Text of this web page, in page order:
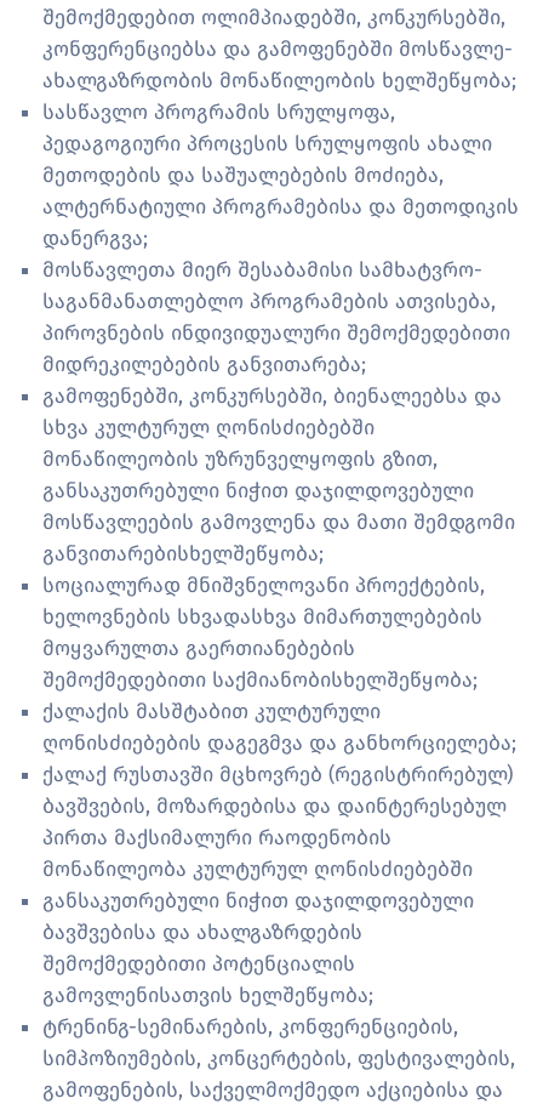
შემოქმედებით ოლიმპიადებში, კონკურსებში,
კონფერენციებსა და გამოფენებში მოსწავლე-
ახალგაზრდობის მონაწილეობის ხელშეწყობა;
სასწავლო პროგრამის სრულყოფა,
პედაგოგიური პროცესის სრულყოფის ახალი
მეთოდების და საშუალებების მოძიება,
ალტერნატიული პროგრამებისა და მეთოდიკის
დანერგვა;
მოსწავლეთა მიერ შესაბამისი სამხატვრო-
საგანმანათლებლო პროგრამების ათვისება,
პიროვნების ინდივიდუალური შემოქმედებითი
მიდრეკილებების განვითარება;
გამოფენებში, კონკურსებში, ბიენალეებსა და
სხვა კულტურულ ღონისძიებებში
მონაწილეობის უზრუნველყოფის გზით,
განსაკუთრებული ნიჭით დაჯილდოვებული
მოსწავლეების გამოვლენა და მათი შემდგომი
განვითარებისხელშეწყობა;
სოციალურად მნიშვნელოვანი პროექტების,
ხელოვნების სხვადასხვა მიმართულებების
მოყვარულთა გაერთიანებების
შემოქმედებითი საქმიანობისხელშეწყობა;
ქალაქის მასშტაბით კულტურული
ღონისძიებების დაგეგმვა და განხორციელება;
ქალაქ რუსთავში მცხოვრებ (რეგისტრირებულ)
ბავშვების, მოზარდებისა და დაინტერესებულ
პირთა მაქსიმალური რაოდენობის
მონაწილეობა კულტურულ ღონისძიებებში
განსაკუთრებული ნიჭით დაჯილდოვებული
ბავშვებისა და ახალგაზრდების
შემოქმედებითი პოტენციალის
გამოვლენისათვის ხელშეწყობა;
ტრენინგ-სემინარების, კონფერენციების,
სიმპოზიუმების, კონცერტების, ფესტივალების,
გამოფენების, საქველმოქმედო აქციებისა და